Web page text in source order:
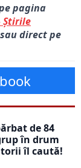
pagina
Știrile
sau direct pe
de 84
în drum
îl caută!